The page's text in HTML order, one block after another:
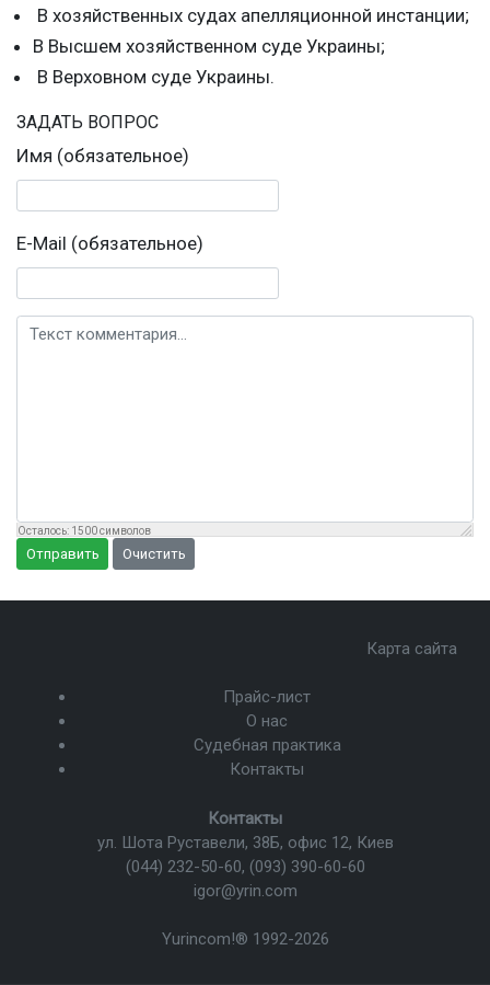
В хозяйственных судах апелляционной инстанции;
В Высшем хозяйственном суде Украины;
В Верховном суде Украины.
ЗАДАТЬ ВОПРОС
Имя (обязательное)
E-Mail (обязательное)
Текст комментария
Осталось: 1500символов
Отправить Очистить
Yurincom!® 1992-2026
Контакты
ул. Шота Руставели, 38Б, офис 12, Киев
(044) 232-50-60, (093) 390-60-60
igor@yrin.com
Прайс-лист
О нас
Судебная практика
Контакты
Карта сайта